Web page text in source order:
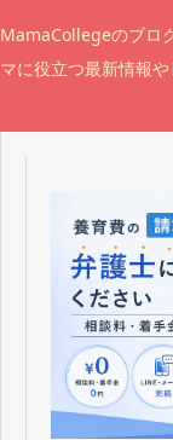
Blog
MamaCollegeのブロ
マに役立つ最新情報や